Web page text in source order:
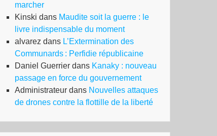
marcher
Kinski dans Maudite soit la guerre : le
livre indispensable du moment
alvarez dans L’Extermination des
Communards : Perfidie républicaine
Daniel Guerrier dans Kanaky : nouveau
passage en force du gouvernement
Administrateur dans Nouvelles attaques
de drones contre la flottille de la liberté